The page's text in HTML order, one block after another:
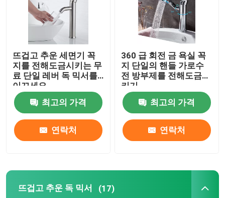
뜨겁고 추운 세면기 꼭
지를 전해도금시키는 무
료 단일 레버 독 믹서를
이끄세요
최고의 가격
연락처
360 급 회전 금 욕실 꼭
지 단일의 핸들 가로수
전 방부제를 전해도금시
키기
최고의 가격
연락처
뜨겁고 추운 독 믹서 (17)